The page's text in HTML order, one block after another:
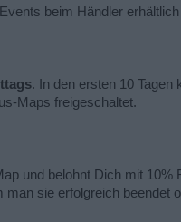
beim Händler
. In den ersten 10
Maps freigeschaltet.
und belohnt Dich mit 10%
sie erfolgreich beendet